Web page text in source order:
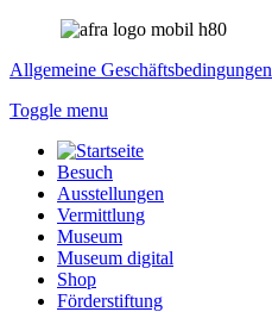
Allgemeine Geschäftsbedingungen
Toggle menu
Besuch
Ausstellungen
Vermittlung
Museum
Museum digital
Shop
Förderstiftung